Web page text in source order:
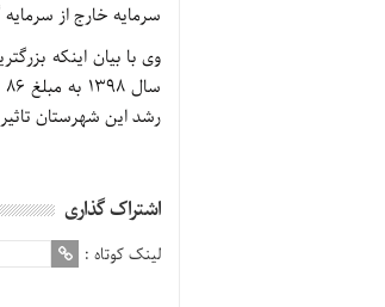
سرمایه خارج از
وی با بیان اینکه
رشد این شهرستان
اشتراک گذاری
لینک کوتاه :